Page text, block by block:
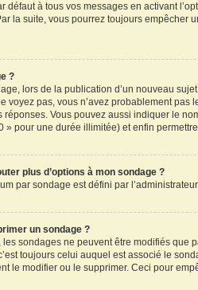
défaut à tous vos messages en activant
la suite, vous pourrez toujours empêcher
?
lors de la publication d’un nouveau
voyez pas, vous n’avez probablement
Vous pouvez aussi indiquer le
» pour une durée illimitée) et enfin
plus d’options à mon sondage ?
par sondage est défini par
un sondage ?
sondages ne peuvent être modifiés
toujours celui auquel est associé le
le modifier ou le supprimer. Ceci pour